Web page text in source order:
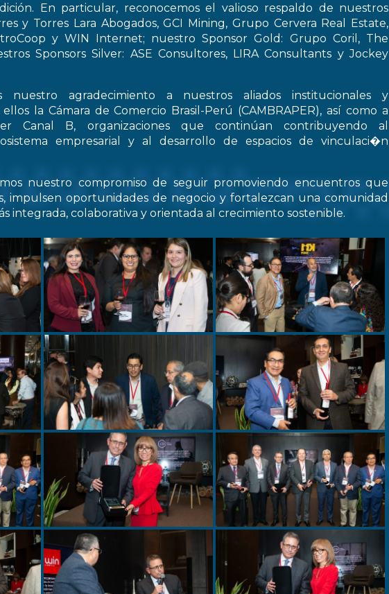
En particular, reconocemos el valioso respaldo de nuestros
y Torres Lara Abogados, GCI Mining, Grupo Cervera Real Estate,
y WIN Internet; nuestro Sponsor Gold: Grupo Coril, The
Sponsors Silver: ASE Consultores, LIRA Consultants y Jockey
nuestro agradecimiento a nuestros aliados institucionales y
la Cámara de Comercio Brasil-Perú (CAMBRAPER), así como a
Canal B, organizaciones que continúan contribuyendo al
empresarial y al desarrollo de espacios de vinculaci�n
nuestro compromiso de seguir promoviendo encuentros que
impulsen oportunidades de negocio y fortalezcan una comunidad
integrada, colaborativa y orientada al crecimiento sostenible.